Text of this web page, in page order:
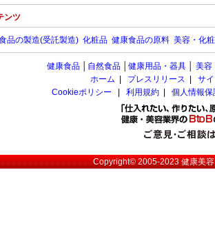
ンツ
品の製造(受託製造) 化粧品 健康食品の原料 美容・化
健康食品 自然食品 健康用品・器具 美容
ホーム
プレスリリース
サ
Cookieポリシー
利用規約 個人情報
Copyright© 2005-2023健康美